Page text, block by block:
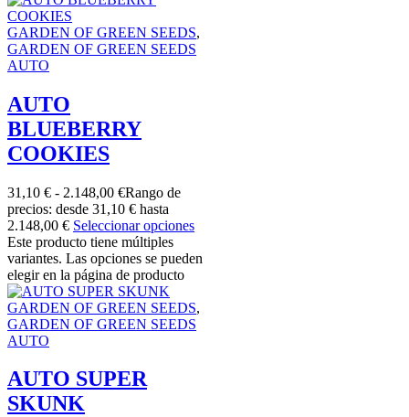
GARDEN OF GREEN SEEDS,
GARDEN OF GREEN SEEDS
AUTO
AUTO
BLUEBERRY
COOKIES
31,10 € - 2.148,00 €Rango de
precios: desde 31,10 € hasta
2.148,00 € Seleccionar opciones
Este producto tiene múltiples
variantes. Las opciones se pueden
elegir en la página de producto
GARDEN OF GREEN SEEDS,
GARDEN OF GREEN SEEDS
AUTO
AUTO SUPER
SKUNK